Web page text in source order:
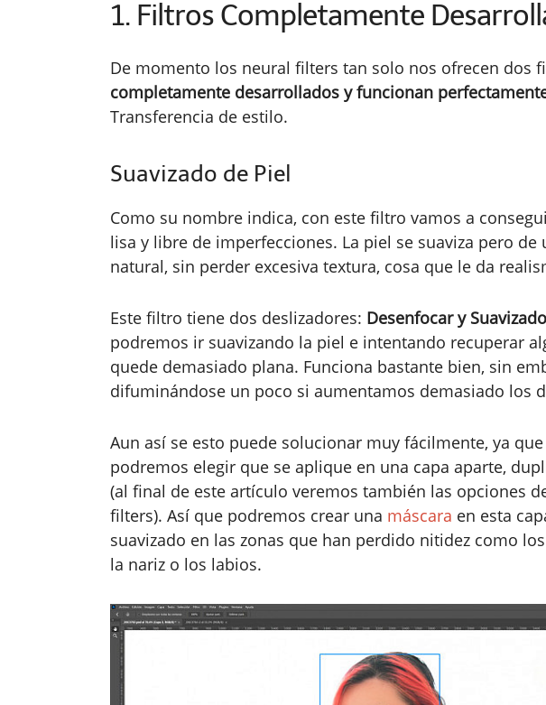
1. Filtros Completamente
De momento los neural filters tan solo nos ofrecen dos
completamente desarrollados y funcionan
Transferencia de estilo.
Suavizado de Piel
Como su nombre indica, con este filtro vamos a
lisa y libre de imperfecciones. La piel se suaviza pero
natural, sin perder excesiva textura, cosa que le da
Este filtro tiene dos deslizadores: Desenfocar y Suavizado
podremos ir suavizando la piel e intentando recuperar
quede demasiado plana. Funciona bastante bien, sin
difuminándose un poco si aumentamos demasiado los
Aun así se esto puede solucionar muy fácilmente, ya
podremos elegir que se aplique en una capa aparte,
(al final de este artículo veremos también las opciones
filters). Así que podremos crear una máscara en esta
suavizado en las zonas que han perdido nitidez como
la nariz o los labios.